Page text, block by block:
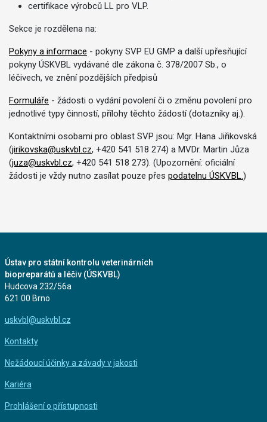
certifikace výrobců LL pro VLP.
Sekce je rozdělena na:
Pokyny a informace - pokyny SVP EU GMP a další upřesňující
pokyny ÚSKVBL vydávané dle zákona č. 378/2007 Sb., o
léčivech, ve znění pozdějších předpisů
Formuláře - žádosti o vydání povolení či o změnu povolení pro
jednotlivé typy činností, přílohy těchto žádostí (dotazníky aj.).
Kontaktními osobami pro oblast SVP jsou: Mgr. Hana Jiřikovská
(jirikovska@uskvbl.cz, +420 541 518 274) a MVDr. Martin Jůza
(juza@uskvbl.cz, +420 541 518 273). (Upozornění: oficiální
žádosti je vždy nutno zasílat pouze přes podatelnu ÚSKVBL.)
Ústav pro státní kontrolu veterinárních
biopreparátů a léčiv (ÚSKVBL)
Hudcova 232/56a
621 00 Brno
uskvbl@uskvbl.cz
Kontakty
Nežádoucí účinky a závady v jakosti
Kariéra
Prohlášení o přístupnosti